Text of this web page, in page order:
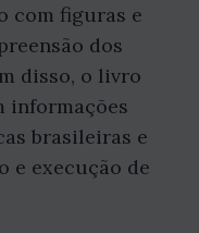
com figuras e
dos
disso, o livro
informações
brasileiras e
e execução de